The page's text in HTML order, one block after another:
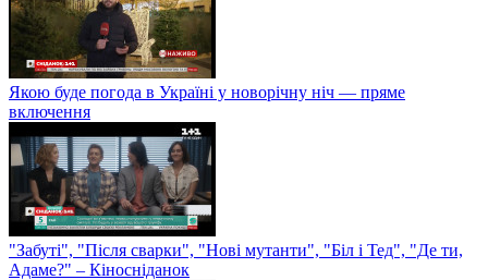
Якою буде погода в Україні у новорічну ніч — пряме
включення
"Забуті", "Після сварки", "Нові мутанти", "Біл і Тед", "Де ти,
Адаме?" – Кіносніданок